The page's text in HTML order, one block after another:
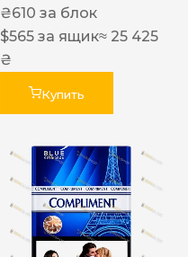
₴610 за блок
$565 за ящик≈ 25 425
₴
Купить